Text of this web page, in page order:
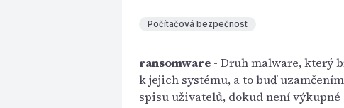
Počítačová bezpečnost
ransomware - Druhmalware, který
k jejich systému, a to buď
spisu uživatelů, dokud není výkupné